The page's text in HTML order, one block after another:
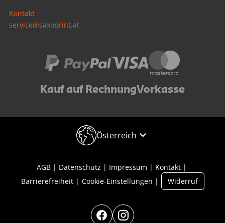
Kontakt
service@saxoprint.at
Kauf auf RechnungVorkasse
Österreich
AGB Datenschutz Impressum
Kontakt
Barrierefreiheit
Cookie-Einstellungen Widerruf